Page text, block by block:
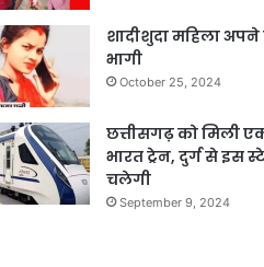
शादीशुदा महिला अपने
भागी
October 25, 2024
छत्तीसगढ़ को मिली
भारत ट्रेन, दुर्ग से इस
चलेगी
September 9, 2024